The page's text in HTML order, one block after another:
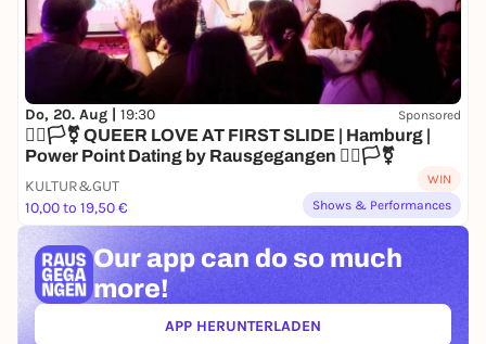
Do, 20. Aug | 19:30 Sponsored
🏳️‍🌈🏳️‍⚧️ QUEER LOVE AT FIRST SLIDE | Hamburg |
Power Point Dating by Rausgegangen 🏳️‍🌈🏳️‍⚧️
KULTUR&GUT
10,00 to 19,50 €
WIN
Shows & Performances
Our app can do so much
more!
APP HERUNTERLADEN(ÖFFNET IN NEUEM TAB)